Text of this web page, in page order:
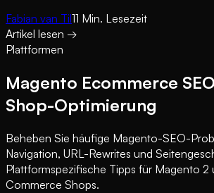
Fabian van Til11 Min. Lesezeit
Artikel lesen →
Plattformen
Magento Ecommerce
Shop-Optimierung
Beheben Sie häufige Magento-SEO-
Navigation, URL-Rewrites und
Plattformspezifische Tipps für Magento 2
Commerce Shops.